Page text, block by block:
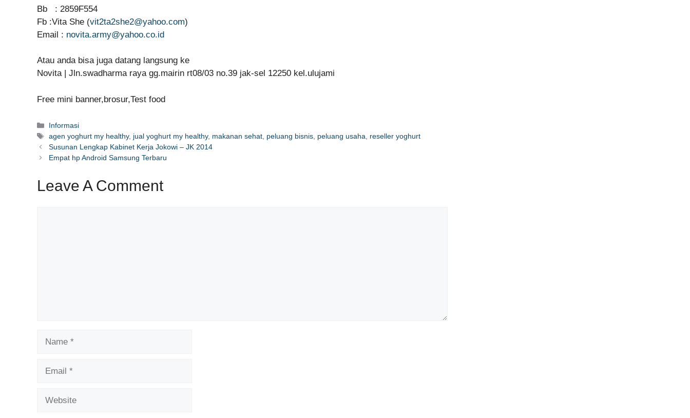
Bb : 2859F554
Fb :Vita She (vit2ta2she2@yahoo.com)
Email : novita.army@yahoo.co.id
Atau anda bisa juga datang langsung ke
Novita | Jln.swadharma raya gg.mairin rt08/03 no.39 jak-sel 12250 kel.ulujami
Free mini banner,brosur,Test food
Categories
Informasi
Tags
agen yoghurt my healthy, jual yoghurt my healthy, makanan sehat, peluang bisnis, peluang usaha, reseller yoghurt
Susunan Lengkap Kabinet Kerja Jokowi – JK 2014
Empat hp Android Samsung Terbaru
Leave A Comment